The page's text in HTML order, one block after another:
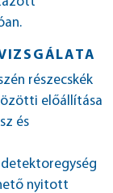
részecskék
előállítása
és
detektoregység
nyitott